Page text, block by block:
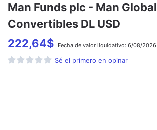
Man Funds plc - Man Global
Convertibles DL USD
222,64$ Fecha de valor liquidativo: 6/08/2026
Sé el primero en opinar